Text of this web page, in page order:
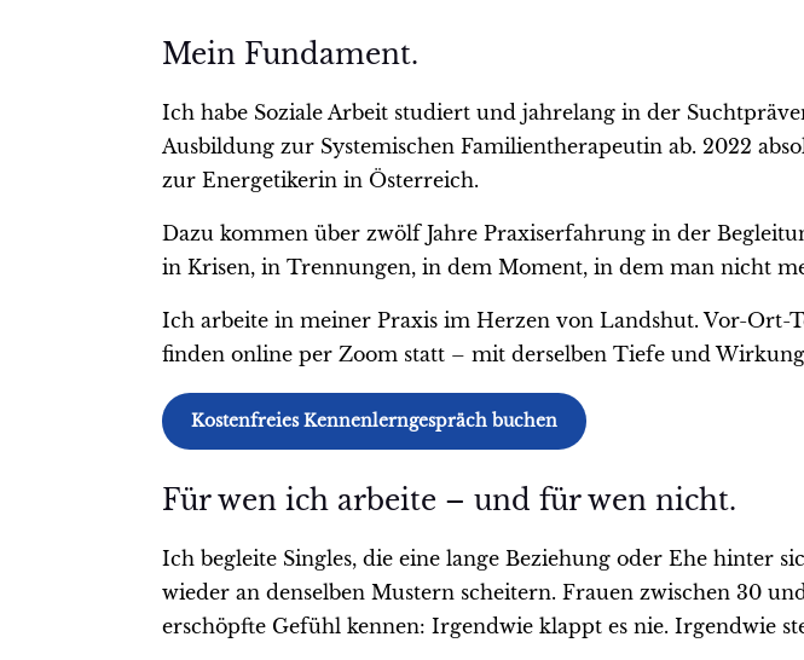
Mein Fundament.
Ich habe Soziale Arbeit studiert und jahrelang in der
Ausbildung zur Systemischen Familientherapeutin ab. 2022
zur Energetikerin in Österreich.
Dazu kommen über zwölf Jahre Praxiserfahrung in der
in Krisen, in Trennungen, in dem Moment, in dem man nicht
Ich arbeite in meiner Praxis im Herzen von Landshut. Vor-
finden online per Zoom statt – mit derselben Tiefe und
Kostenfreies Kennenlerngespräch buchen
Für wen ich arbeite – und für wen nicht.
Ich begleite Singles, die eine lange Beziehung oder Ehe hinter
wieder an denselben Mustern scheitern. Frauen zwischen 30
erschöpfte Gefühl kennen: Irgendwie klappt es nie. Irgendwie